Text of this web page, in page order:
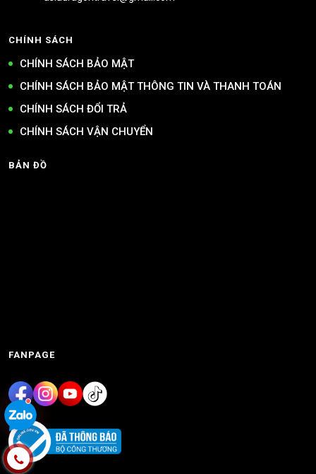
CHÍNH SÁCH
CHÍNH SÁCH BẢO MẬT
CHÍNH SÁCH BẢO MẬT THÔNG TIN VÀ THANH TOÁN
CHÍNH SÁCH ĐỔI TRẢ
CHÍNH SÁCH VẬN CHUYỂN
BẢN ĐỒ
FANPAGE